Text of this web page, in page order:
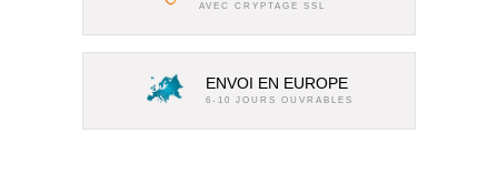
AVEC CRYPTAGE SSL
ENVOI EN EUROPE
6-10 JOURS OUVRABLES